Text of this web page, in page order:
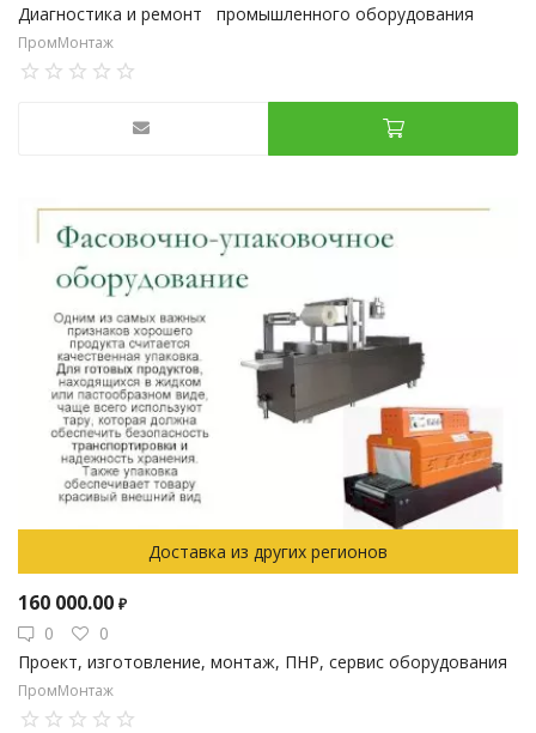
Диагностика и ремонт промышленного оборудования
ПромМонтаж
Доставка из других регионов
160 000.00 ₽
0
0
Проект, изготовление, монтаж, ПНР, сервис оборудования
ПромМонтаж